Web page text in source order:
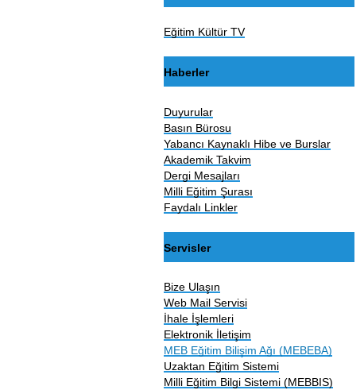
Eğitim Kültür TV
Haberler
Duyurular
Basın Bürosu
Yabancı Kaynaklı Hibe ve Burslar
Akademik Takvim
Dergi Mesajları
Milli Eğitim Şurası
Faydalı Linkler
Servisler
Bize Ulaşın
Web Mail Servisi
İhale İşlemleri
Elektronik İletişim
MEB Eğitim Bilişim Ağı (MEBEBA)
Uzaktan Eğitim Sistemi
Milli Eğitim Bilgi Sistemi (MEBBIS)